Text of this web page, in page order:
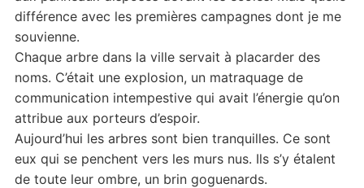
différence avec les premières campagnes dont je me
souvienne.
Chaque arbre dans la ville servait à placarder des
noms. C’était une explosion, un matraquage de
communication intempestive qui avait l’énergie qu’on
attribue aux porteurs d’espoir.
Aujourd’hui les arbres sont bien tranquilles. Ce sont
eux qui se penchent vers les murs nus. Ils s’y étalent
de toute leur ombre, un brin goguenards.